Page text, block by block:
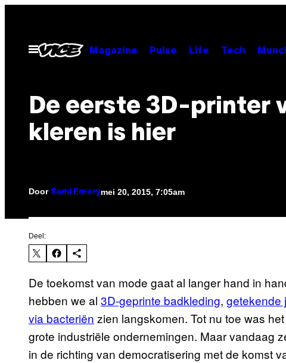
Open
menu
Magazine Pulse Life Tech
De eerste 3D-printer
kleren is hier
Door Sami Emorymei 20, 2015, 7:05am
Deel:
De toekomst van mode gaat al langer hand in
hebben we al 3D-geprinte badkleding, getekende
via bacteriën zien langskomen. Tot nu toe was
grote industriële ondernemingen. Maar vandaag
in de richting van democratisering met de komst